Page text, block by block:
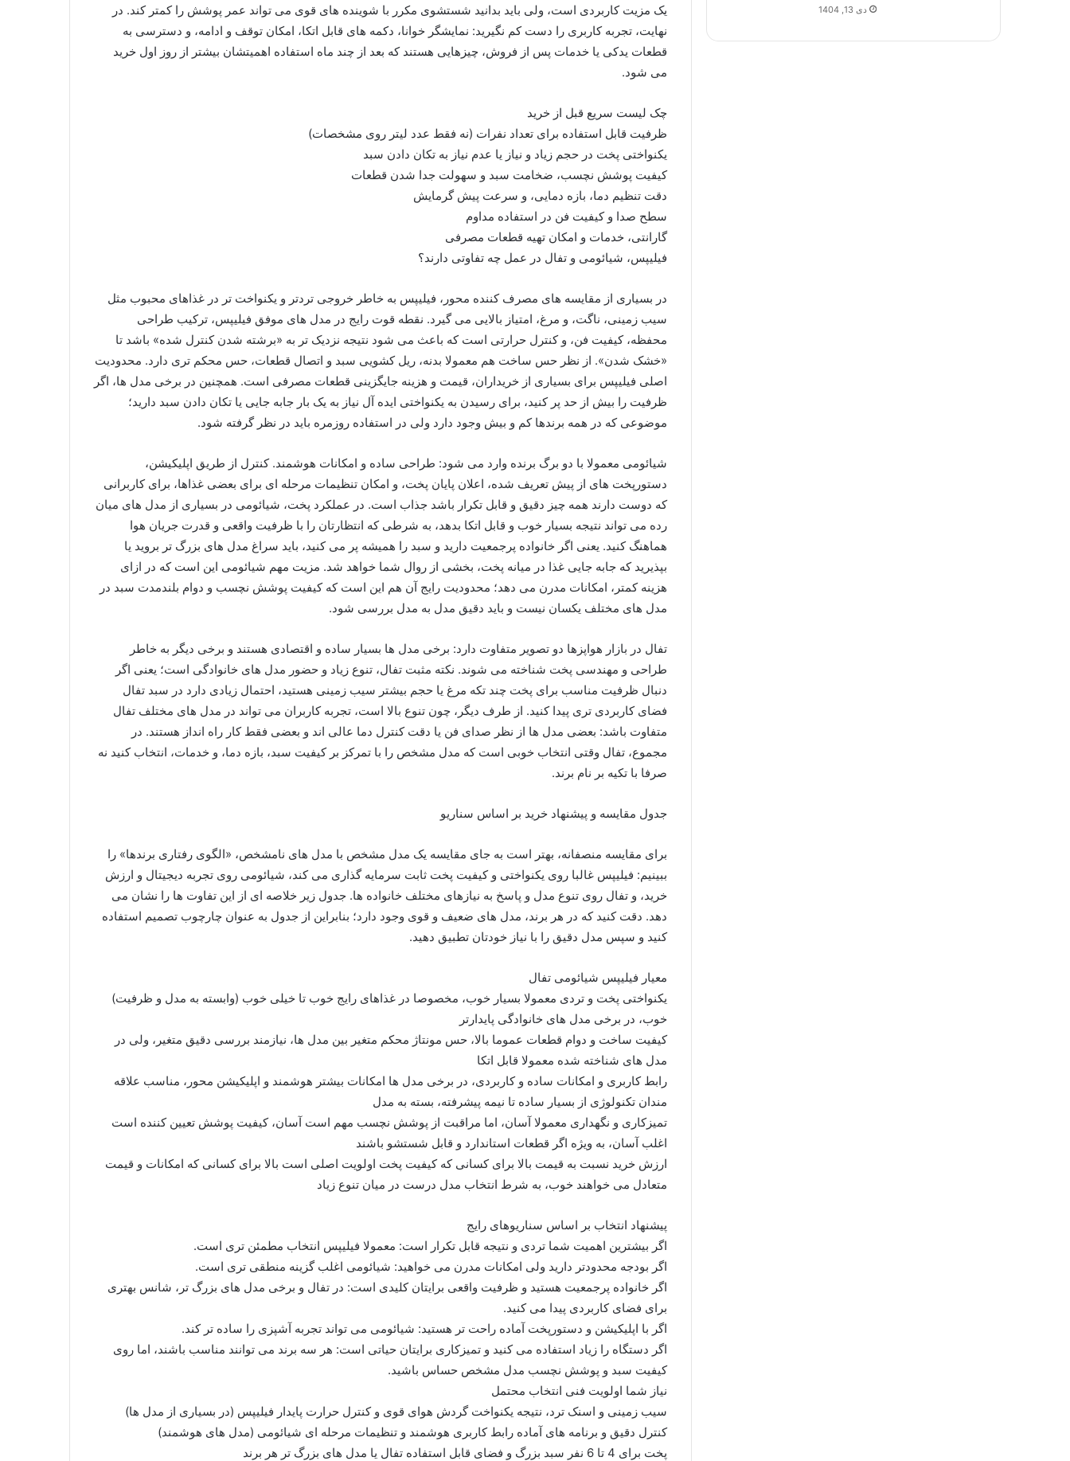
یک مزیت کاربردی است، ولی باید بدانید شستشوی مکرر با شوینده های قوی می تواند عمر پوشش را کمتر کند. در
نهایت، تجربه کاربری را دست کم نگیرید: نمایشگر خوانا، دکمه های قابل اتکا، امکان توقف و ادامه، و دسترسی به
قطعات یدکی یا خدمات پس از فروش، چیزهایی هستند که بعد از چند ماه استفاده اهمیتشان بیشتر از روز اول خرید
می شود.
چک لیست سریع قبل از خرید
ظرفیت قابل استفاده برای تعداد نفرات (نه فقط عدد لیتر روی مشخصات)
یکنواختی پخت در حجم زیاد و نیاز یا عدم نیاز به تکان دادن سبد
کیفیت پوشش نچسب، ضخامت سبد و سهولت جدا شدن قطعات
دقت تنظیم دما، بازه دمایی، و سرعت پیش گرمایش
سطح صدا و کیفیت فن در استفاده مداوم
گارانتی، خدمات و امکان تهیه قطعات مصرفی
فیلیپس، شیائومی و تفال در عمل چه تفاوتی دارند؟
در بسیاری از مقایسه های مصرف کننده محور، فیلیپس به خاطر خروجی تردتر و یکنواخت تر در غذاهای محبوب مثل
سیب زمینی، ناگت، و مرغ، امتیاز بالایی می گیرد. نقطه قوت رایج در مدل های موفق فیلیپس، ترکیب طراحی
محفظه، کیفیت فن، و کنترل حرارتی است که باعث می شود نتیجه نزدیک تر به «برشته شدن کنترل شده» باشد تا
«خشک شدن». از نظر حس ساخت هم معمولا بدنه، ریل کشویی سبد و اتصال قطعات، حس محکم تری دارد. محدودیت
اصلی فیلیپس برای بسیاری از خریداران، قیمت و هزینه جایگزینی قطعات مصرفی است. همچنین در برخی مدل ها، اگر
ظرفیت را بیش از حد پر کنید، برای رسیدن به یکنواختی ایده آل نیاز به یک بار جابه جایی یا تکان دادن سبد دارید؛
موضوعی که در همه برندها کم و بیش وجود دارد ولی در استفاده روزمره باید در نظر گرفته شود.
شیائومی معمولا با دو برگ برنده وارد می شود: طراحی ساده و امکانات هوشمند. کنترل از طریق اپلیکیشن،
دستورپخت های از پیش تعریف شده، اعلان پایان پخت، و امکان تنظیمات مرحله ای برای بعضی غذاها، برای کاربرانی
که دوست دارند همه چیز دقیق و قابل تکرار باشد جذاب است. در عملکرد پخت، شیائومی در بسیاری از مدل های میان
رده می تواند نتیجه بسیار خوب و قابل اتکا بدهد، به شرطی که انتظارتان را با ظرفیت واقعی و قدرت جریان هوا
هماهنگ کنید. یعنی اگر خانواده پرجمعیت دارید و سبد را همیشه پر می کنید، باید سراغ مدل های بزرگ تر بروید یا
بپذیرید که جابه جایی غذا در میانه پخت، بخشی از روال شما خواهد شد. مزیت مهم شیائومی این است که در ازای
هزینه کمتر، امکانات مدرن می دهد؛ محدودیت رایج آن هم این است که کیفیت پوشش نچسب و دوام بلندمدت سبد در
مدل های مختلف یکسان نیست و باید دقیق مدل به مدل بررسی شود.
تفال در بازار هواپزها دو تصویر متفاوت دارد: برخی مدل ها بسیار ساده و اقتصادی هستند و برخی دیگر به خاطر
طراحی و مهندسی پخت شناخته می شوند. نکته مثبت تفال، تنوع زیاد و حضور مدل های خانوادگی است؛ یعنی اگر
دنبال ظرفیت مناسب برای پخت چند تکه مرغ یا حجم بیشتر سیب زمینی هستید، احتمال زیادی دارد در سبد تفال
فضای کاربردی تری پیدا کنید. از طرف دیگر، چون تنوع بالا است، تجربه کاربران می تواند در مدل های مختلف تفال
متفاوت باشد: بعضی مدل ها از نظر صدای فن یا دقت کنترل دما عالی اند و بعضی فقط کار راه انداز هستند. در
مجموع، تفال وقتی انتخاب خوبی است که مدل مشخص را با تمرکز بر کیفیت سبد، بازه دما، و خدمات، انتخاب کنید نه
صرفا با تکیه بر نام برند.
جدول مقایسه و پیشنهاد خرید بر اساس سناریو
برای مقایسه منصفانه، بهتر است به جای مقایسه یک مدل مشخص با مدل های نامشخص، «الگوی رفتاری برندها» را
ببینیم: فیلیپس غالبا روی یکنواختی و کیفیت پخت ثابت سرمایه گذاری می کند، شیائومی روی تجربه دیجیتال و ارزش
خرید، و تفال روی تنوع مدل و پاسخ به نیازهای مختلف خانواده ها. جدول زیر خلاصه ای از این تفاوت ها را نشان می
دهد. دقت کنید که در هر برند، مدل های ضعیف و قوی وجود دارد؛ بنابراین از جدول به عنوان چارچوب تصمیم استفاده
کنید و سپس مدل دقیق را با نیاز خودتان تطبیق دهید.
معیار فیلیپس شیائومی تفال
یکنواختی پخت و تردی معمولا بسیار خوب، مخصوصا در غذاهای رایج خوب تا خیلی خوب (وابسته به مدل و ظرفیت)
خوب، در برخی مدل های خانوادگی پایدارتر
کیفیت ساخت و دوام قطعات عموما بالا، حس مونتاژ محکم متغیر بین مدل ها، نیازمند بررسی دقیق متغیر، ولی در
مدل های شناخته شده معمولا قابل اتکا
رابط کاربری و امکانات ساده و کاربردی، در برخی مدل ها امکانات بیشتر هوشمند و اپلیکیشن محور، مناسب علاقه
مندان تکنولوژی از بسیار ساده تا نیمه پیشرفته، بسته به مدل
تمیزکاری و نگهداری معمولا آسان، اما مراقبت از پوشش نچسب مهم است آسان، کیفیت پوشش تعیین کننده است
اغلب آسان، به ویژه اگر قطعات استاندارد و قابل شستشو باشند
ارزش خرید نسبت به قیمت بالا برای کسانی که کیفیت پخت اولویت اصلی است بالا برای کسانی که امکانات و قیمت
متعادل می خواهند خوب، به شرط انتخاب مدل درست در میان تنوع زیاد
پیشنهاد انتخاب بر اساس سناریوهای رایج
اگر بیشترین اهمیت شما تردی و نتیجه قابل تکرار است: معمولا فیلیپس انتخاب مطمئن تری است.
اگر بودجه محدودتر دارید ولی امکانات مدرن می خواهید: شیائومی اغلب گزینه منطقی تری است.
اگر خانواده پرجمعیت هستید و ظرفیت واقعی برایتان کلیدی است: در تفال و برخی مدل های بزرگ تر، شانس بهتری
برای فضای کاربردی پیدا می کنید.
اگر با اپلیکیشن و دستورپخت آماده راحت تر هستید: شیائومی می تواند تجربه آشپزی را ساده تر کند.
اگر دستگاه را زیاد استفاده می کنید و تمیزکاری برایتان حیاتی است: هر سه برند می توانند مناسب باشند، اما روی
کیفیت سبد و پوشش نچسب مدل مشخص حساس باشید.
نیاز شما اولویت فنی انتخاب محتمل
سیب زمینی و اسنک ترد، نتیجه یکنواخت گردش هوای قوی و کنترل حرارت پایدار فیلیپس (در بسیاری از مدل ها)
کنترل دقیق و برنامه های آماده رابط کاربری هوشمند و تنظیمات مرحله ای شیائومی (مدل های هوشمند)
پخت برای 4 تا 6 نفر سبد بزرگ و فضای قابل استفاده تفال یا مدل های بزرگ تر هر برند
دی 13, 1404